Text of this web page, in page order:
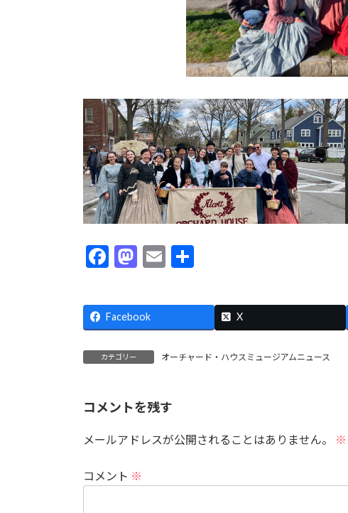
F
e
b
o
o
M
to
d
o
n
E
ai
l
Facebook X
カテゴリー オーチャード・ハウスミュージアムニュース
コメントを残す
メールアドレスが公開されることはありません。 ※
コメント ※